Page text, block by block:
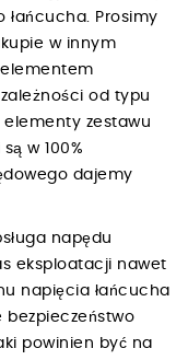
łańcucha. Prosimy
w innym
elementem
od typu
zestawu
w 100%
dajemy
napędu
eksploatacji nawet
napięcia łańcucha
bezpieczeństwo
powinien być na